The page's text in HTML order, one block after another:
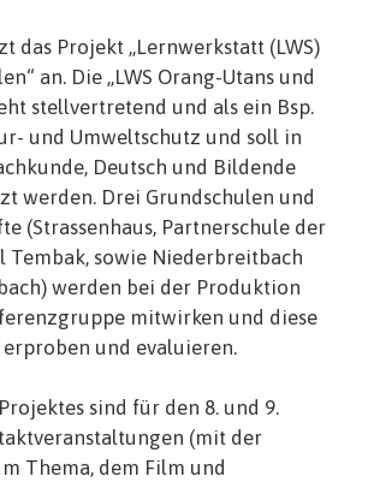
das Projekt „Lernwerkstatt (LWS)
an. Die „LWS Orang-Utans und
stellvertretend und als ein Bsp.
und Umweltschutz und soll in
Deutsch und Bildende
werden. Drei Grundschulen und
(Strassenhaus, Partnerschule der
Tembak, sowie Niederbreitbach
werden bei der Produktion
mitwirken und diese
und evaluieren.
sind für den 8. und 9.
(mit der
Thema, dem Film und